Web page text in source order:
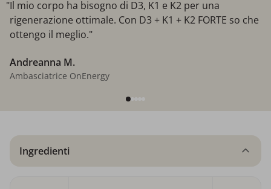
"Il mio corpo ha bisogno di D3, K1 e K2 per una
rigenerazione ottimale. Con D3 + K1 + K2 FORTE so che
ottengo il meglio."
Andreanna M.
Ambasciatrice OnEnergy
Ingredienti